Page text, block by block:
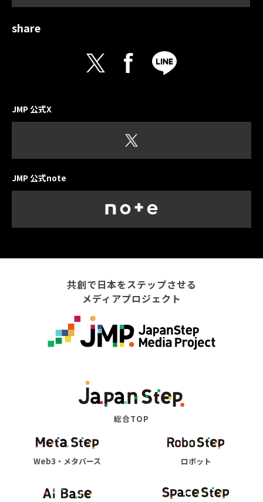
share
JMP 公式X
JMP 公式note
共創で日本をステップさせる
メディアプロジェクト
総合TOP
Web3・メタバース ロボット